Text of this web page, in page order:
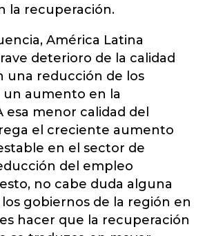
la recuperación.
América Latina
deterioro de la calidad
una reducción de los
un aumento en la
esa menor calidad del
el creciente aumento
en el sector de
del empleo
no cabe duda alguna
gobiernos de la región en
hacer que la recuperación